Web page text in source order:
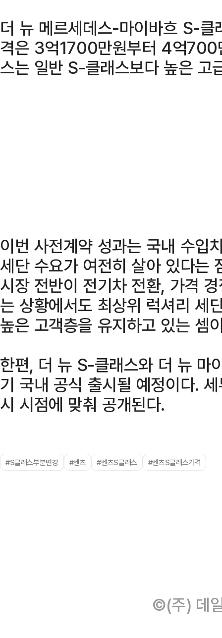
더 뉴 메르세데스-마이바흐 S-
격은 3억1700만원부터 4억700
스는 일반 S-클래스보다 높은 고
이번 사전계약 성과는 국내 수입
세단 수요가 여전히 살아 있다는
시장 전반이 전기차 전환, 가격
는 상황에서도 최상위 럭셔리 세
높은 고객층을 유지하고 있는 셈
한편, 더 뉴 S-클래스와 더 뉴 마
기 국내 공식 출시될 예정이다.
시 시점에 맞춰 공개된다.
#S클래스부분변경 #벤츠 #벤츠S클래스 #벤츠S클래스가격
©(주) 데